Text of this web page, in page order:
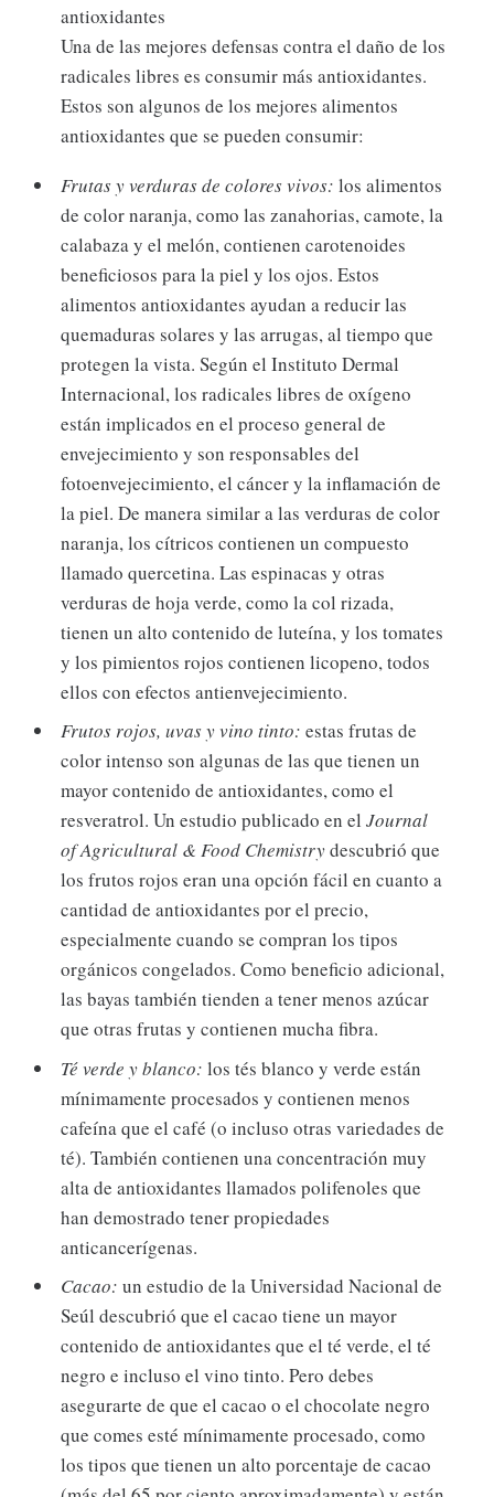
antioxidantes
Una de las mejores defensas contra el daño de los
radicales libres es consumir más antioxidantes.
Estos son algunos de los mejores alimentos
antioxidantes que se pueden consumir:
Frutas y verduras de colores vivos:los alimentos
de color naranja, como las zanahorias, camote, la
calabaza y el melón, contienen carotenoides
beneficiosos para la piel y los ojos. Estos
alimentos antioxidantes ayudan a reducir las
quemaduras solares y las arrugas, al tiempo que
protegen la vista. Según el Instituto Dermal
Internacional, los radicales libres de oxígeno
están implicados en el proceso general de
envejecimiento y son responsables del
fotoenvejecimiento, el cáncer y la inflamación de
la piel. De manera similar a las verduras de color
naranja, los cítricos contienen un compuesto
llamado quercetina. Las espinacas y otras
verduras de hoja verde, como la col rizada,
tienen un alto contenido de luteína, y los tomates
y los pimientos rojos contienen licopeno, todos
ellos con efectos antienvejecimiento.
Frutos rojos, uvas y vino tinto:estas frutas de
color intenso son algunas de las que tienen un
mayor contenido de antioxidantes, como el
resveratrol. Un estudio publicado en elJournal
of Agricultural & Food Chemistrydescubrió que
los frutos rojos eran una opción fácil en cuanto a
cantidad de antioxidantes por el precio,
especialmente cuando se compran los tipos
orgánicos congelados. Como beneficio adicional,
las bayas también tienden a tener menos azúcar
que otras frutas y contienen mucha fibra.
Té verde y blanco:los tés blanco y verde están
mínimamente procesados ​​y contienen menos
cafeína que el café (o incluso otras variedades de
té). También contienen una concentración muy
alta de antioxidantes llamados polifenoles que
han demostrado tener propiedades
anticancerígenas.
Cacao: un estudio de la Universidad Nacional de
Seúl descubrió que el cacao tiene un mayor
contenido de antioxidantes que el té verde, el té
negro e incluso el vino tinto. Pero debes
asegurarte de que el cacao o el chocolate negro
que comes esté mínimamente procesado, como
los tipos que tienen un alto porcentaje de cacao